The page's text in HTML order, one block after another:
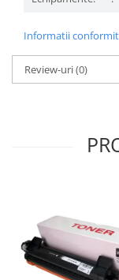
Informatii
Review-uri(0)